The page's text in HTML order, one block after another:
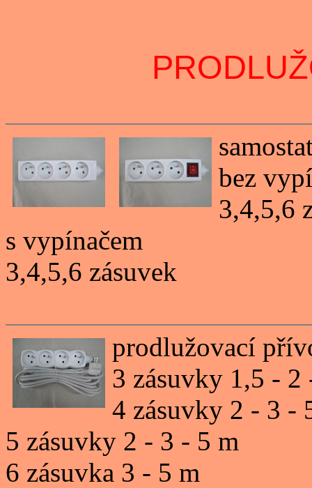
bez
3,4,5,6
s vypínačem
3,4,5,6 zásuvek
prodlužovací
3 zásuvky 1,5 -
4 zásuvky 2 - 3 -
5 zásuvky 2 - 3 - 5 m
6 zásuvka 3 - 5 m